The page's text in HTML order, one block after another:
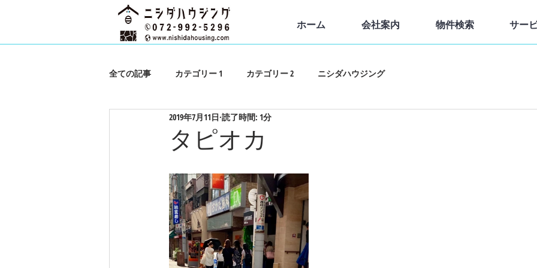
ホーム 会社案内 物件検索 サー
全ての記事 カテゴリー 1 カテゴリー 2 ニシダハウジング
タピオカ
2019年7月11日 読了時間: 1分